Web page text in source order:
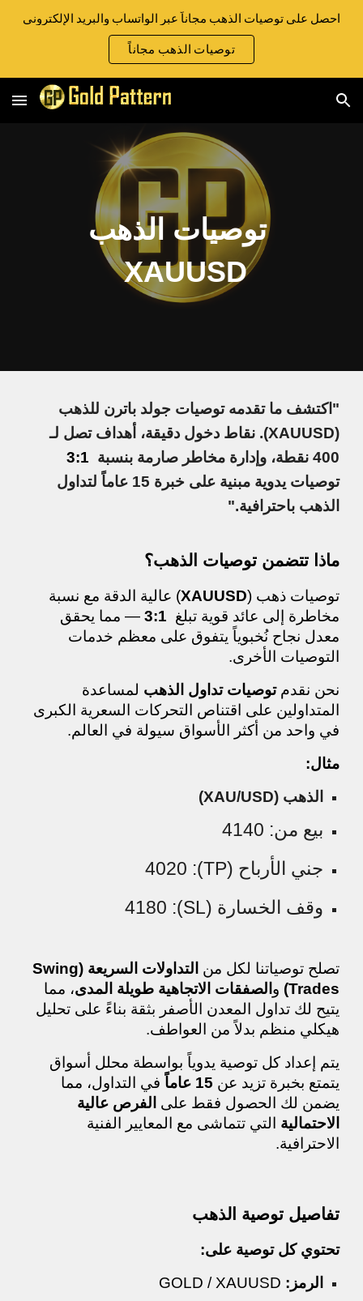
Skip to main content Skip to navigation
احصل على توصيات الذهب مجاناً عبر الواتساب والبريد الإلكتروني
توصيات الذهب مجاناً
توصيات الذهب
XAUUSD
"اكتشف ما تقدمه توصيات جولد باترن للذهب
(XAUUSD). نقاط دخول دقيقة، أهداف تصل لـ
400 نقطة، وإدارة مخاطر صارمة بنسبة
توصيات يدوية مبنية على خبرة 15 عاماً لتداول
الذهب باحترافية."
ماذا تتضمن توصيات الذهب؟
توصيات ذهب (XAUUSD) عالية الدقة مع نسبة
مخاطرة إلى عائد قوية تبلغ
— مما يحقق
معدل نجاح نُخبوياً يتفوق على معظم خدمات
التوصيات الأخرى.
نحن نقدمتوصيات تداول الذهب لمساعدة
المتداولين على اقتناص التحركات السعرية الكبرى
في واحد من أكثر الأسواق سيولة في العالم.
مثال:
الذهب (XAU/USD)
بيع من: 4140
جني الأرباح (TP): 4020
وقف الخسارة (SL): 4180
تصلح توصياتنا لكل من
التداولات السريعة (Swing
Trades) و الصفقات الاتجاهية طويلة المدى، مما
يتيح لك تداول المعدن الأصفر بثقة بناءً على تحليل
هيكلي منظم بدلاً من العواطف.
يتم إعداد كل توصية يدوياً بواسطة محلل أسواق
يتمتع بخبرة تزيد عن 15 عاماً
في التداول، مما
يضمن لك الحصول فقط على الفرص عالية
الاحتمالية التي تتماشى مع المعايير الفنية
الاحترافية.
تفاصيل توصية الذهب
تحتوي كل توصية على:
الرمز: